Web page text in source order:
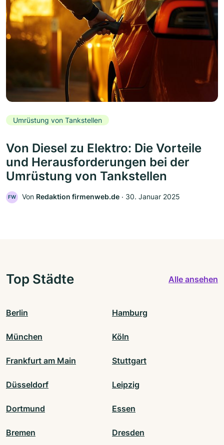
Umrüstung von Tankstellen
Von Diesel zu Elektro: Die Vorteile
und Herausforderungen bei der
Umrüstung von Tankstellen
FW Von Redaktion firmenweb.de ‧ 30. Januar 2025
Top Städte Alle ansehen
Berlin Hamburg
München Köln
Frankfurt am Main Stuttgart
Düsseldorf Leipzig
Dortmund Essen
Bremen Dresden